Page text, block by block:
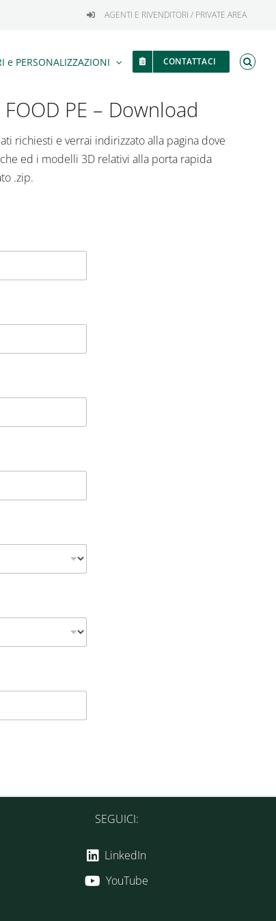
AGENTI E RIVENDITORI / PRIVATE AREA
e PERSONALIZZAZIONI CONTATTACI
PE – Download
richiesti e verrai indirizzato alla pagina dove
ed i modelli 3D relativi alla porta rapida
.zip.
SEGUICI:
LinkedIn
YouTube